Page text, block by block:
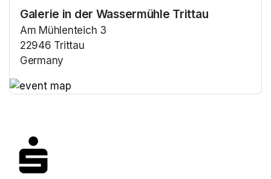
Galerie in der Wassermühle Trittau
Am Mühlenteich 3
22946 Trittau
Germany